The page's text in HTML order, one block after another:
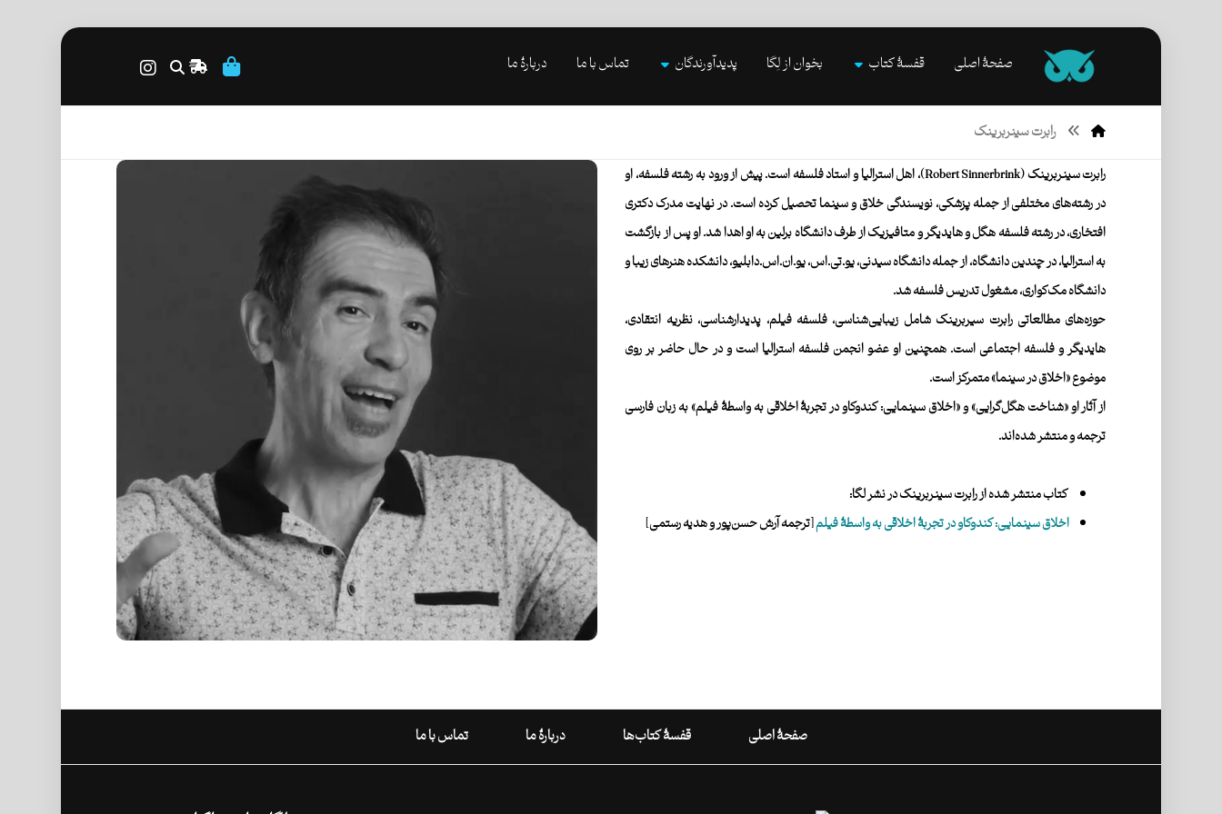
صفحۀ اصلی قفسۀ کتاب بخوان از لِگا پدیدآورندگان تماس با ما دربارۀ ما
رابرت سینربرینک
رابرت سینربرینک
(Robert Sinnerbrink)، اهل استرالیا و استاد فلسفه است. پیش از ورود به رشته فلسفه، او
در رشته‌های مختلفی از جمله پزشکی، نویسندگی خلاق و سینما تحصیل کرده است. در نهایت مدرک دکتری
افتخاری، در رشته فلسفه هگل و هایدیگر و متافیزیک از طرف دانشگاه برلین به او اهدا شد. او پس از بازگشت
به استرالیا، در چندین دانشگاه، از جمله دانشگاه سیدنی، یو.تی.اس، یو.ان.اس.دابلیو، دانشکده هنرهای زیبا و
دانشگاه مک‌کواری، مشغول تدریس فلسفه شد.
حوزه‌های مطالعاتی رابرت سیربرینک شامل زیبایی‌شناسی، فلسفه فیلم، پدیدارشناسی، نظریه انتقادی،
هایدیگر و فلسفه اجتماعی است. همچنین او عضو انجمن فلسفه استرالیا است و در حال حاضر بر روی
موضوع «اخلاق در سینما» متمرکز است.
از آثار او «شناخت هگل‌گرایی» و «اخلاق سینمایی: کندوکاو در تجربۀ اخلاقی به واسطۀ فیلم» به زبان فارسی
ترجمه و منتشر شده‌اند.
کتاب منتشر شده از رابرت سینربرینک در نشر لگا:
اخلاق سینمایی: کندوکاو در تجربۀ اخلاقی به واسطۀ فیلم[ترجمه آرش حسن‌پور و هدیه رستمی]
صفحۀ اصلی قفسۀ کتاب‌ها دربارۀ ما تماس با ما